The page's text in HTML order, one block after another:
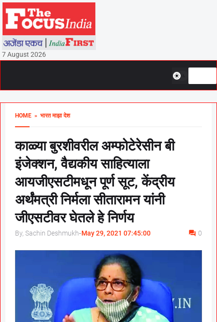
7 August 2026
HOME » भारत माझा देश
काळ्या बुरशीवरील अम्फोटेरेसीन बी
इंजेक्शन, वैद्यकीय साहित्याला
आयजीएसटीमधून पूर्ण सूट, केंद्रीय
अर्थंमत्री निर्मला सीतारामन यांनी
जीएसटीवर घेतले हे निर्णय
By, Sachin Deshmukh-May 29, 2021 07:45:00 0